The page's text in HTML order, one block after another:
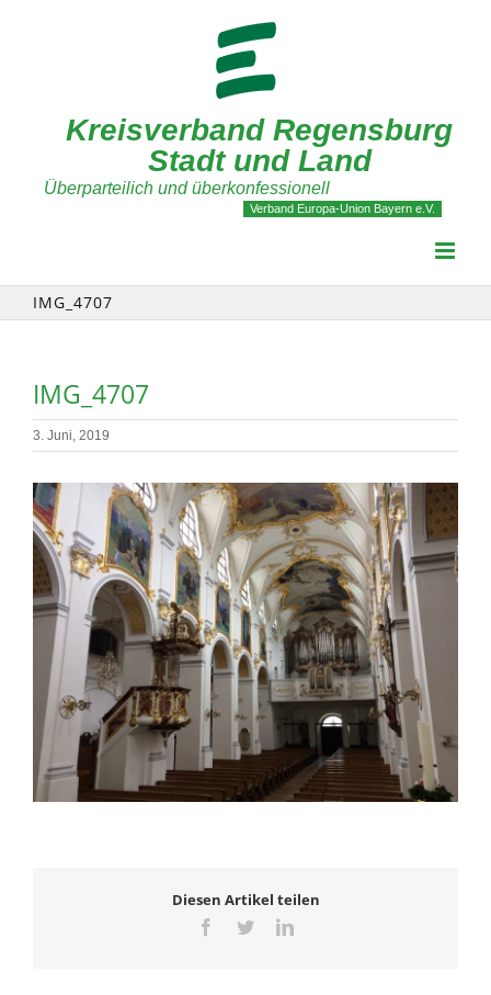
Kreisverband Regensburg
Stadt und Land
Überparteilich und überkonfessionell
Verband Europa-Union Bayern e.V.
IMG_4707
IMG_4707
3. Juni, 2019
Diesen Artikel teilen
Facebook
TwitterLinkedIn